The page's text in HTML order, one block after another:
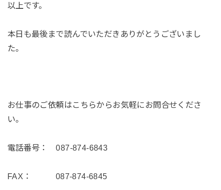
以上です。
本日も最後まで読んでいただきありがとうございまし
た。
お仕事のご依頼はこちらからお気軽にお問合せくださ
い。
電話番号： 087-874-6843
FAX： 087-874-6845